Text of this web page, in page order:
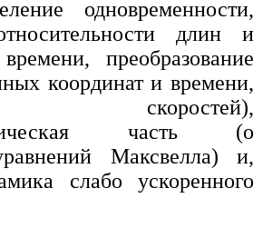
одновременности,
длин и
преобразование
координат и времени,
скоростей),
часть (о
Максвелла) и,
слабо ускоренного